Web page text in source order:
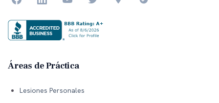
Áreas de Práctica
Lesiones Personales